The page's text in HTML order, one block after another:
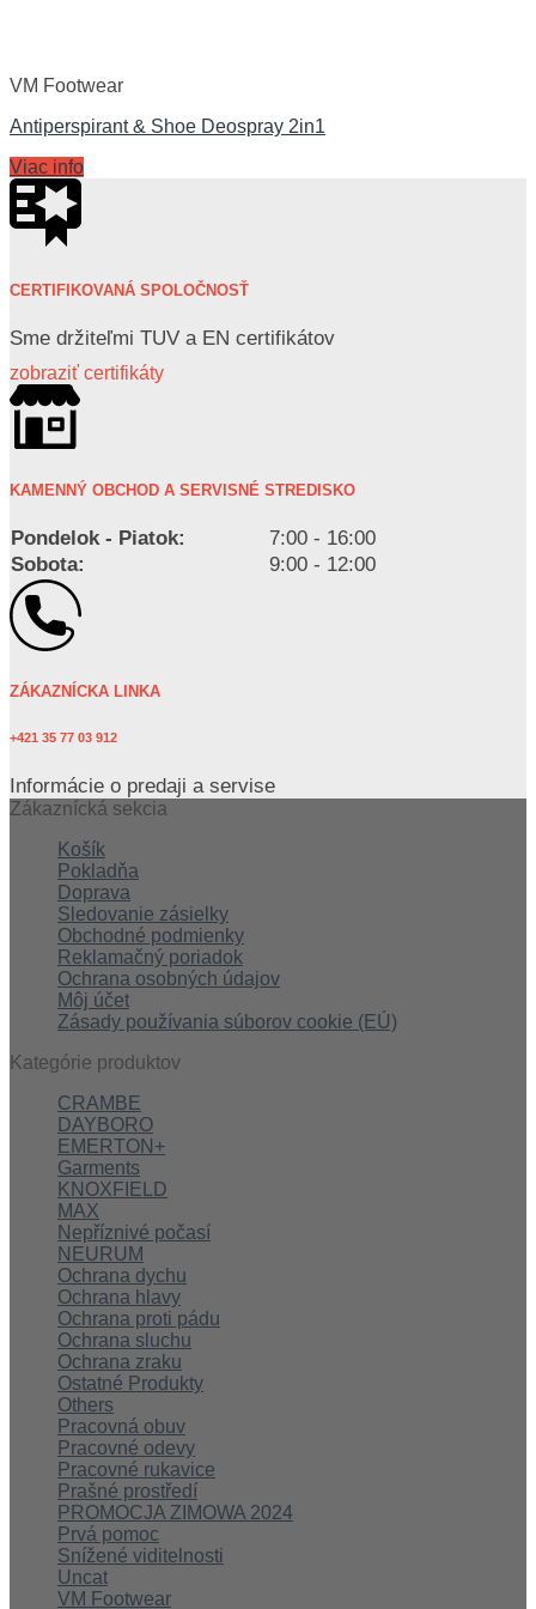
VM Footwear
Antiperspirant & Shoe Deospray 2in1
Viac info
CERTIFIKOVANÁ SPOLOČNOSŤ
Sme držiteľmi TUV a EN certifikátov
zobraziť certifikáty
KAMENNÝ OBCHOD A SERVISNÉ STREDISKO
Pondelok - Piatok:
7:00 - 16:00
Sobota:
9:00 - 12:00
ZÁKAZNÍCKA LINKA
+421 35 77 03 912
Informácie o predaji a servise
Zákaznícká sekcia
Košík
Pokladňa
Doprava
Sledovanie zásielky
Obchodné podmienky
Reklamačný poriadok
Ochrana osobných údajov
Môj účet
Zásady používania súborov cookie (EÚ)
Kategórie produktov
CRAMBE
DAYBORO
EMERTON+
Garments
KNOXFIELD
MAX
Nepříznivé počasí
NEURUM
Ochrana dychu
Ochrana hlavy
Ochrana proti pádu
Ochrana sluchu
Ochrana zraku
Ostatné Produkty
Others
Pracovná obuv
Pracovné odevy
Pracovné rukavice
Prašné prostředí
PROMOCJA ZIMOWA 2024
Prvá pomoc
Snížené viditelnosti
Uncat
VM Footwear